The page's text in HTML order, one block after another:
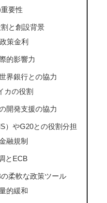
要性
と創設背景
策金利
的影響力
界銀行との協力
カの役割
開発支援の協力
）やG20との役割分担
融規制
とECB
柔軟な政策ツール
的緩和